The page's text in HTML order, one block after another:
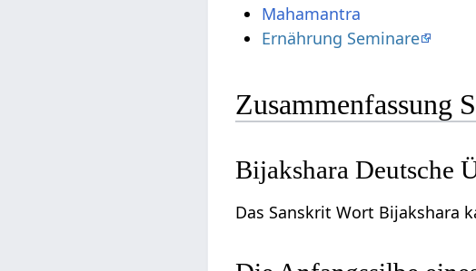
Mahamantra
Ernährung Seminare
Zusammenfassung
Bijakshara Deutsche
Das Sanskrit Wort Bijakshara